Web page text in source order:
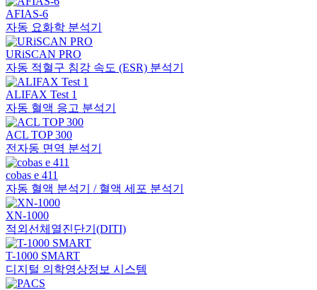
AFIAS-6
자동 요화학 분석기
URiSCAN PRO
자동 적혈구 침강 속도 (ESR) 분석기
ALIFAX Test 1
자동 혈액 응고 분석기
ACL TOP 300
전자동 면역 분석기
cobas e 411
자동 혈액 분석기 / 혈액 세포 분석기
XN-1000
적외선체열진단기(DITI)
T-1000 SMART
디지털 의학영상정보 시스템